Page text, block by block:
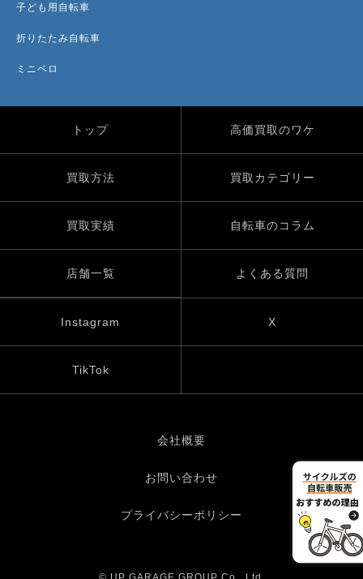
子ども用自転車
折りたたみ自転車
ミニベロ
トップ 高価買取のワケ
買取方法 買取カテゴリー
買取実績 自転車のコラム
店舗一覧 よくある質問
Instagram X
TikTok
会社概要
お問い合わせ
プライバシーポリシー